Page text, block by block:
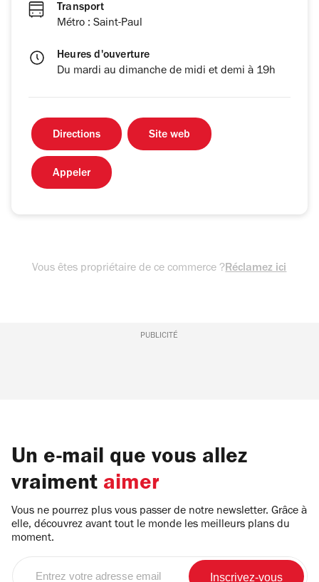
Transport
Métro : Saint-Paul
Heures d'ouverture
Du mardi au dimanche de midi et demi à 19h
Directions Site web
Appeler
Vous êtes propriétaire de ce commerce ?Réclamez ici
PUBLICITÉ
Un e-mail que vous allez
vraiment aimer
Vous ne pourrez plus vous passer de notre newsletter. Grâce à
elle, découvrez avant tout le monde les meilleurs plans du
moment.